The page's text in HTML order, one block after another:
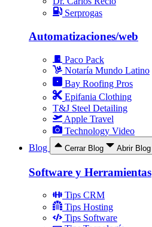
Serprogas
Automatizaciones/web
Paco Pack
Notaría Mundo Latino
Bay Roofing Pros
Epifania Clothing
T&J Steel Detailing
Apple Travel
Technology Video
Blog
Cerrar Blog Abrir Blog
Software y Herramientas
Tips CRM
Tips Hosting
Tips Software